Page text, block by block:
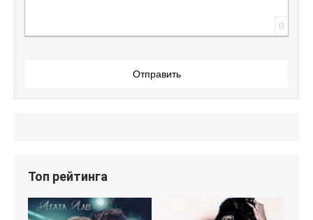
0
Отправить
Топ рейтинга